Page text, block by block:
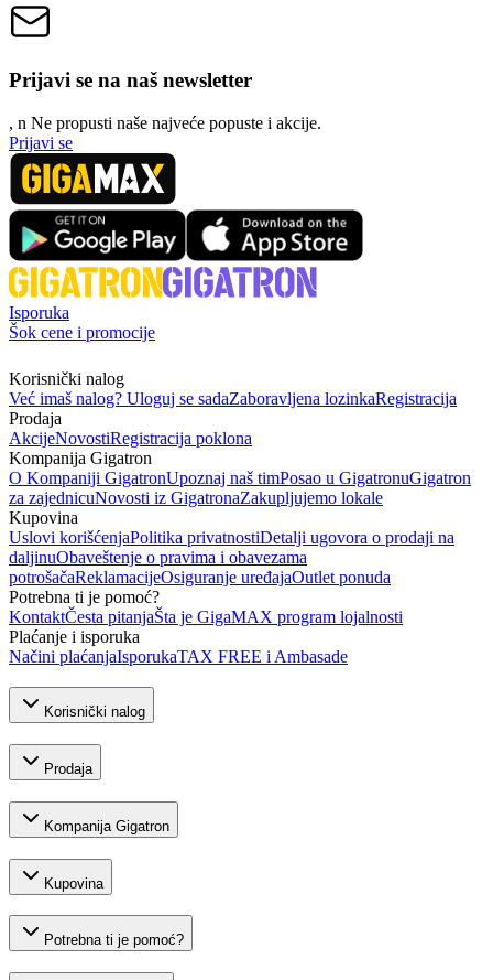
Prijavi se na naš newsletter
, n Ne propusti naše najveće popuste i akcije.
Prijavi se
Isporuka
Šok cene i promocije
Korisnički nalog
Već imaš nalog? Uloguj se sadaZaboravljena lozinkaRegistracija
Prodaja
AkcijeNovostiRegistracija poklona
Kompanija Gigatron
O Kompaniji GigatronUpoznaj naš timPosao u GigatronuGigatron
za zajednicuNovosti iz GigatronaZakupljujemo lokale
Kupovina
Uslovi korišćenjaPolitika privatnostiDetalji ugovora o prodaji na
daljinuObaveštenje o pravima i obavezama
potrošačaReklamacijeOsiguranje uređajaOutlet ponuda
Potrebna ti je pomoć?
KontaktČesta pitanjaŠta je GigaMAX program lojalnosti
Plaćanje i isporuka
Načini plaćanjaIsporukaTAX FREE i Ambasade
Korisnički nalog
Prodaja
Kompanija Gigatron
Kupovina
Potrebna ti je pomoć?